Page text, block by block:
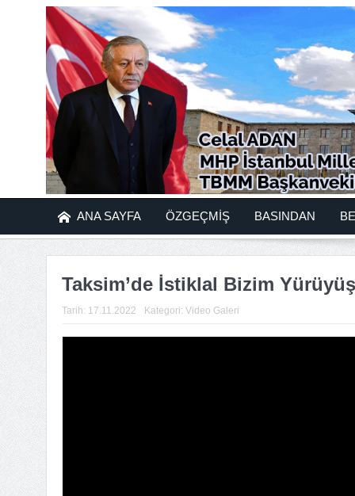
ANA SAYFA ÖZGEÇMİŞ BASINDAN
Taksim’de İstiklal Bizim
Tarih: 17.11.2022 Kategori:Video Galeri